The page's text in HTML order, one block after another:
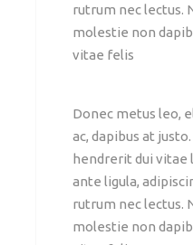
rutrum nec lectus.
molestie non
vitae felis
Donec metus leo,
ac, dapibus at
hendrerit dui vitae
ante ligula,
rutrum nec lectus.
molestie non